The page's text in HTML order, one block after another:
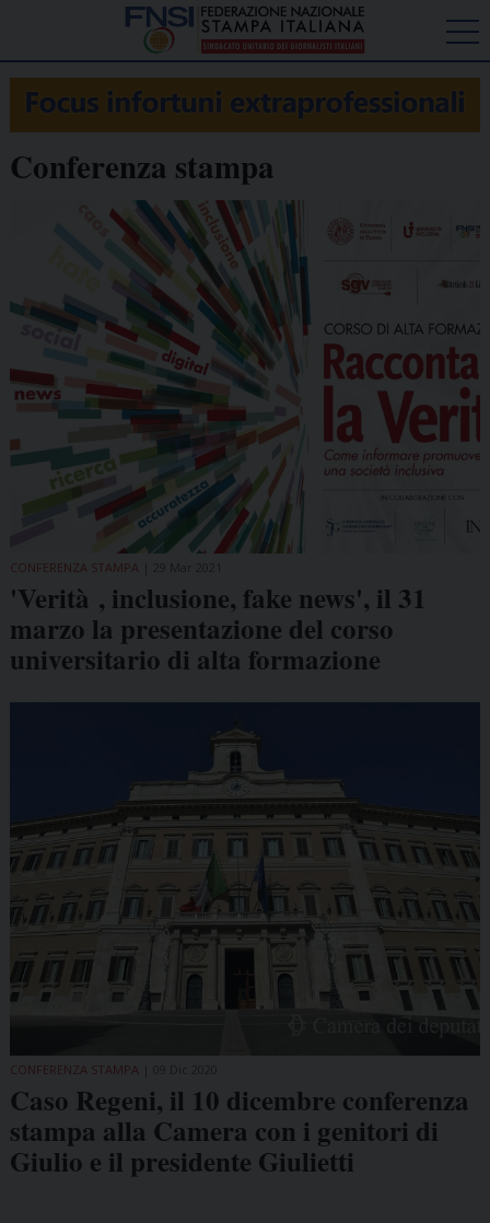
Conferenza stampa
CONFERENZA STAMPA
'Verità , inclusione, fake news', il 31
marzo la presentazione del corso
universitario di alta formazione
CONFERENZA STAMPA
Caso Regeni, il 10 dicembre conferenza
stampa alla Camera con i genitori di
Giulio e il presidente Giulietti